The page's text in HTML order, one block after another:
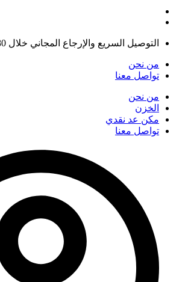
التوصيل السريع والإرجاع المجاني خلال 30 يومًا
من نحن
تواصل معنا
من نحن
الخزن
مكن عد نقدي
تواصل معنا